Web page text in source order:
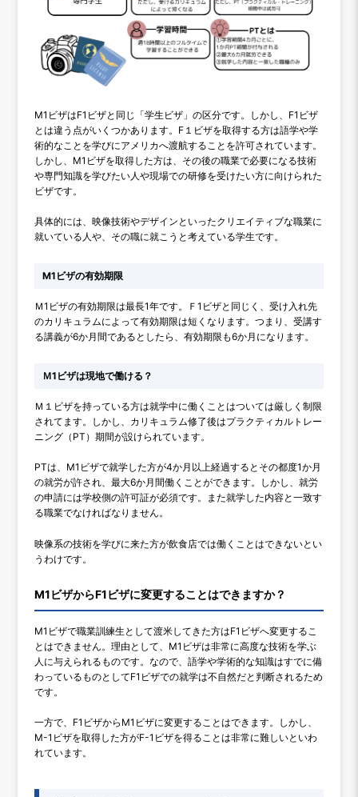
M1ビザはF1ビザと同じ「学生ビザ」の区分です。しかし、F1ビザ
とは違う点がいくつかあります。F１ビザを取得する方は語学や学
術的なことを学びにアメリカへ渡航することを許可されています。
しかし、M1ビザを取得した方は、その後の職業で必要になる技術
や専門知識を学びたい人や現場での研修を受けたい方に向けられた
ビザです。
具体的には、映像技術やデザインといったクリエイティブな職業に
就いている人や、その職に就こうと考えている学生です。
M1ビザの有効期限
Ｍ1ビザの有効期限は最長1年です。Ｆ1ビザと同じく、受け入れ先
のカリキュラムによって有効期限は短くなります。つまり、受講す
る講義が6か月間であるとしたら、有効期限も6か月になります。
Ｍ1ビザは現地で働ける？
Ｍ１ビザを持っている方は就学中に働くことはついては厳しく制限
されてます。しかし、カリキュラム修了後はプラクティカルトレー
ニング（PT）期間が設けられています。
PTは、M1ビザで就学した方が4か月以上経過するとその都度1か月
の就労が許され、最大6か月間働くことができます。しかし、就労
の申請には学校側の許可証が必須です。また就学した内容と一致す
る職業でなければなりません。
映像系の技術を学びに来た方が飲食店では働くことはできないとい
うわけです。
M1ビザからF1ビザに変更することはできますか？
M1ビザで職業訓練生として渡米してきた方はF1ビザへ変更するこ
とはできません。理由として、M1ビザは非常に高度な技術を学ぶ
人に与えられるものです。なので、語学や学術的な知識はすでに備
わっているものとしてF1ビザでの就学は不自然だと判断されるため
です。
一方で、F1ビザからM1ビザに変更することはできます。しかし、
M-1ビザを取得した方がF-1ビザを得ることは非常に難しいといわ
れています。